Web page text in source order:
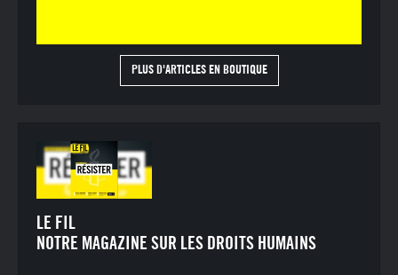
PLUS D'ARTICLES EN BOUTIQUE
LE FIL
NOTRE MAGAZINE SUR LES DROITS HUMAINS